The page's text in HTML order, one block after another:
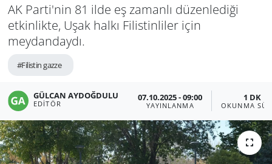
AK Parti'nin 81 ilde eş zamanlı düzenlediği
etkinlikte, Uşak halkı Filistinliler için
meydandaydı.
#Filistin gazze
GÜLCAN AYDOĞDULU
EDITÖR
07.10.2025 - 09:00
YAYINLANMA
1 DK
OKUNMA
Haber Arşivi